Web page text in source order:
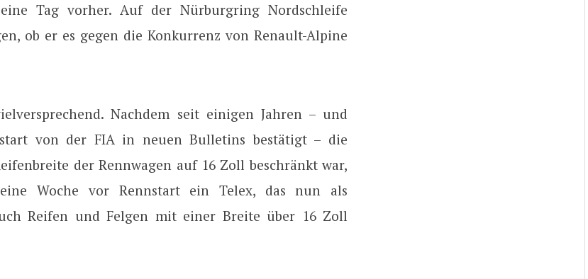
Tag vorher. Auf der Nürburgring Nordschleife
ob er es gegen die Konkurrenz von Renault-Alpine
Nachdem seit einigen Jahren – und
von der FIA in neuen Bulletins bestätigt – die
der Rennwagen auf 16 Zoll beschränkt war,
Woche vor Rennstart ein Telex, das nun als
Reifen und Felgen mit einer Breite über 16 Zoll